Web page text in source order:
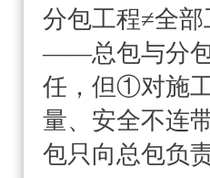
分包工程≠全
——总包与分包
任，但①对施
量、安全不连
包只向总包负